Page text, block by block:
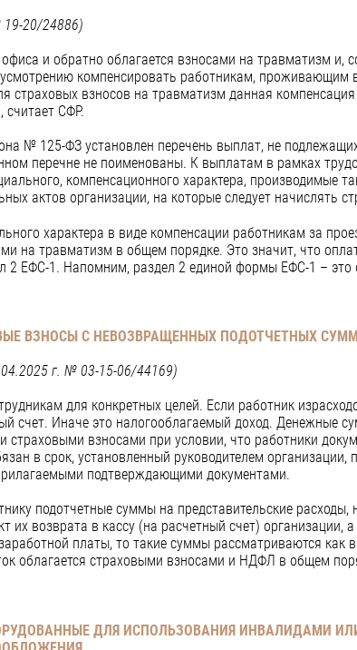
20/24886)
и обратно облагается взносами на травматизм и,
компенсировать работникам, проживающим
страховых взносов на травматизм данная
считает СФР.
№ 125-ФЗ установлен перечень выплат, не
перечне не поименованы. К выплатам в рамках
компенсационного характера, производимые
актов организации, на которые следует начислять
характера в виде компенсации работникам за
на травматизм в общем порядке. Это значит, что
2 ЕФС-1. Напомним, раздел 2 единой формы ЕФС-1 – это
ВЗНОСЫ С НЕВОЗВРАЩЕННЫХ ПОДОТЧЕТНЫХ
г. № 03-15-06/44169)
для конкретных целей. Если работник
счет. Иначе это налогооблагаемый доход. Денежные
страховыми взносами при условии, что работники
в срок, установленный руководителем организации,
подтверждающими документами.
подотчетные суммы на представительские
их возврата в кассу (на расчетный счет)
платы, то такие суммы рассматриваются
облагается страховыми взносами и НДФЛ в общем
ДЛЯ ИСПОЛЬЗОВАНИЯ ИНВАЛИДАМИ